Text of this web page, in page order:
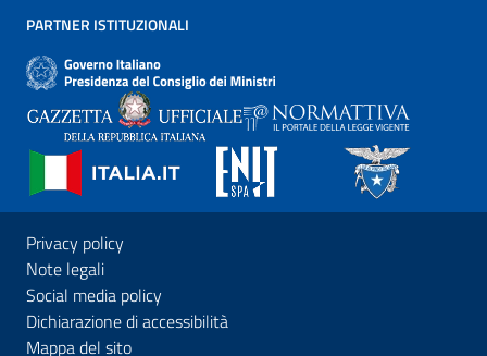
PARTNER ISTITUZIONALI
Privacy policy
Note legali
Social media policy
Dichiarazione di accessibilità
Mappa del sito